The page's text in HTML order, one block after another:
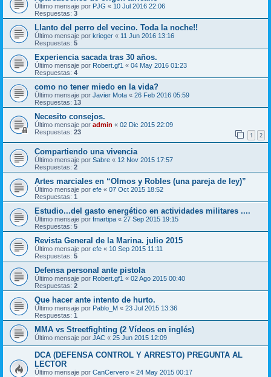
Último mensaje por PJG « 10 Jul 2016 22:06
Respuestas: 3
Llanto del perro del vecino. Toda la noche!!
Último mensaje por krieger « 11 Jun 2016 13:16
Respuestas: 5
Experiencia sacada tras 30 años.
Último mensaje por Robert.gf1 « 04 May 2016 01:23
Respuestas: 4
como no tener miedo en la vida?
Último mensaje por Javier Mota « 26 Feb 2016 05:59
Respuestas: 13
Necesito consejos.
Último mensaje por admin « 02 Dic 2015 22:09
Respuestas: 23 1 2
Compartiendo una vivencia
Último mensaje por Sabre « 12 Nov 2015 17:57
Respuestas: 2
Artes marciales en “Olmos y Robles (una pareja de ley)”
Último mensaje por efe « 07 Oct 2015 18:52
Respuestas: 1
Estudio...del gasto energético en actividades militares ....
Último mensaje por fmartipa « 27 Sep 2015 19:15
Respuestas: 5
Revista General de la Marina. julio 2015
Último mensaje por efe « 10 Sep 2015 11:11
Respuestas: 5
Defensa personal ante pistola
Último mensaje por Robert.gf1 « 02 Ago 2015 00:40
Respuestas: 2
Que hacer ante intento de hurto.
Último mensaje por Pablo_M « 23 Jul 2015 13:36
Respuestas: 1
MMA vs Streetfighting (2 Vídeos en inglés)
Último mensaje por JAC « 25 Jun 2015 12:09
DCA (DEFENSA CONTROL Y ARRESTO) PREGUNTA AL
LECTOR
Último mensaje por CanCervero « 24 May 2015 00:17